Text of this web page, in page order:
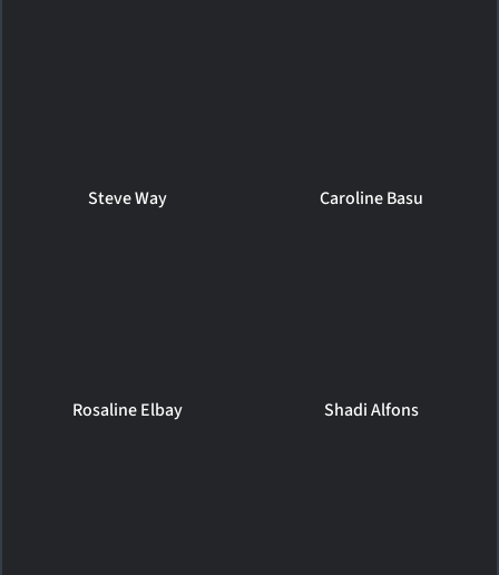
Steve Way Caroline Basu
Rosaline Elbay Shadi Alfons